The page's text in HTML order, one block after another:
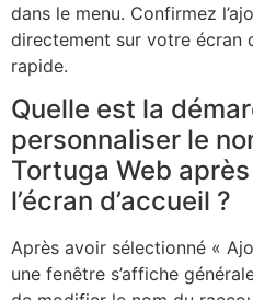
dans le menu. Confirmez
directement sur votre écran
rapide.
Quelle est la
personnaliser le
Tortuga Web
l’écran d’accueil ?
Après avoir sélectionné «
une fenêtre s’affiche